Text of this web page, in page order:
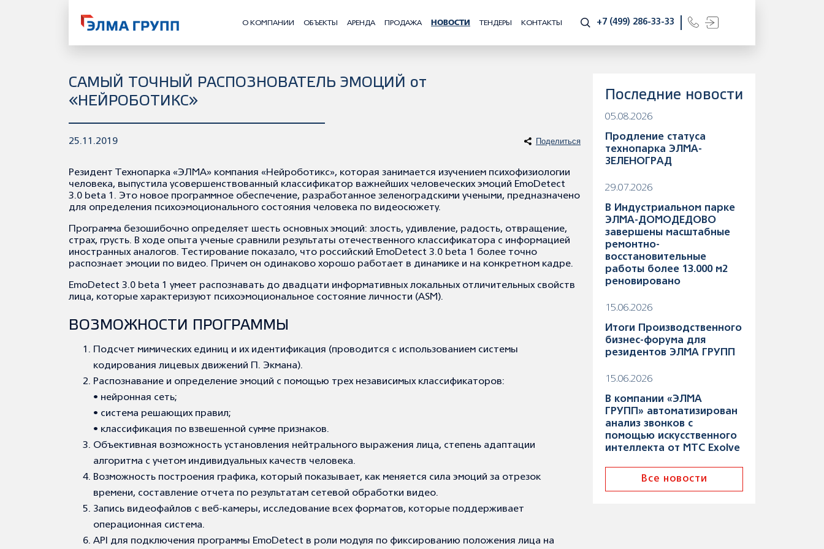
О КОМПАНИИ ОБЪЕКТЫ АРЕНДА ПРОДАЖА НОВОСТИ ТЕНДЕРЫ КОНТАКТЫ +7 (499) 286-33-33
САМЫЙ ТОЧНЫЙ РАСПОЗНОВАТЕЛЬ ЭМОЦИЙ от
«НЕЙРОБОТИКС»
25.11.2019 Поделиться
Резидент Технопарка «ЭЛМА» компания «Нейроботикс», которая занимается изучением психофизиологии
человека, выпустила усовершенствованный классификатор важнейших человеческих эмоций EmoDetect
3.0 beta 1. Это новое программное обеспечение, разработанное зеленоградскими учеными, предназначено
для определения психоэмоционального состояния человека по видеосюжету.
Программа безошибочно определяет шесть основных эмоций: злость, удивление, радость, отвращение,
страх, грусть. В ходе опыта ученые сравнили результаты отечественного классификатора с информацией
иностранных аналогов. Тестирование показало, что российский EmoDetect 3.0 beta 1 более точно
распознает эмоции по видео. Причем он одинаково хорошо работает в динамике и на конкретном кадре.
EmoDetect 3.0 beta 1 умеет распознавать до двадцати информативных локальных отличительных свойств
лица, которые характеризуют психоэмоциональное состояние личности (ASM).
ВОЗМОЖНОСТИ ПРОГРАММЫ
Подсчет мимических единиц и их идентификация (проводится с использованием системы
кодирования лицевых движений П. Экмана).
Распознавание и определение эмоций с помощью трех независимых классификаторов:
• нейронная сеть;
• система решающих правил;
• классификация по взвешенной сумме признаков.
Объективная возможность установления нейтрального выражения лица, степень адаптации
алгоритма с учетом индивидуальных качеств человека.
Возможность построения графика, который показывает, как меняется сила эмоций за отрезок
времени, составление отчета по результатам сетевой обработки видео.
Запись видеофайлов с веб-камеры, исследование всех форматов, которые поддерживает
операционная система.
API для подключения программы EmoDetect в роли модуля по фиксированию положения лица на
Последние новости
05.08.2026
Продление статуса
технопарка ЭЛМА-
ЗЕЛЕНОГРАД
29.07.2026
В Индустриальном парке
ЭЛМА-ДОМОДЕДОВО
завершены масштабные
ремонтно-
восстановительные
работы более 13.000 м2
реновировано
15.06.2026
Итоги Производственного
бизнес-форума для
резидентов ЭЛМА ГРУПП
15.06.2026
В компании «ЭЛМА
ГРУПП» автоматизирован
анализ звонков с
помощью искусственного
интеллекта от МТС Exolve
Все новости